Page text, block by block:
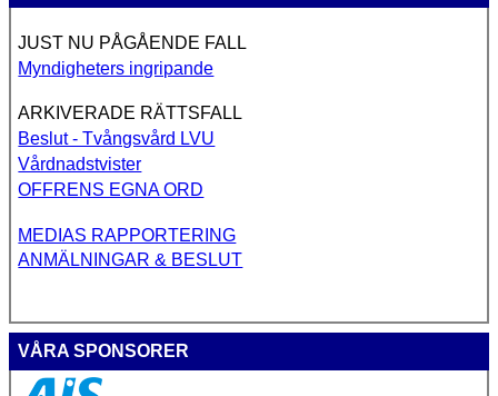
JUST NU PÅGÅENDE FALL
Myndigheters ingripande
ARKIVERADE RÄTTSFALL
Beslut - Tvångsvård LVU
Vårdnadstvister
OFFRENS EGNA ORD
MEDIAS RAPPORTERING
ANMÄLNINGAR & BESLUT
VÅRA SPONSORER